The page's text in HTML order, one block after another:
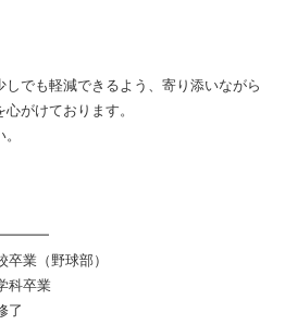
しでも軽減できるよう、寄り添いながら
がけております。
業（野球部）
科卒業
了